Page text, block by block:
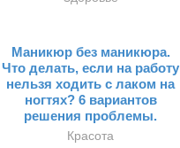
Маникюр без маникюра.
Что делать, если на работу
нельзя ходить с лаком на
ногтях? 6 вариантов
решения проблемы.
Красота